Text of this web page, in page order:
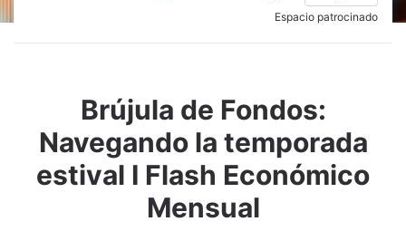
Espacio patrocinado
Brújula de Fondos:
Navegando la temporada
estival I Flash Económico
Mensual